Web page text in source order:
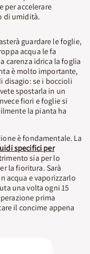
per accelerare
di umidità.
guardare le foglie,
acqua le fa
carenza idrica la foglia
è molto importante,
disagio: se i boccioli
spostarla in un
fiori e foglie si
la pianta ha
è fondamentale. La
specifici per
sia per lo
la fioritura. Sarà
acqua e vaporizzarlo
una volta ogni 15
prima
il concime appena